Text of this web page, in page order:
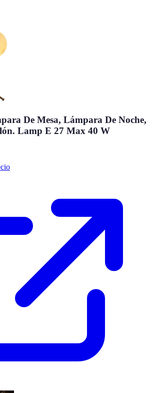
De Mesa, Lámpara De Noche,
Lamp E 27 Max 40 W